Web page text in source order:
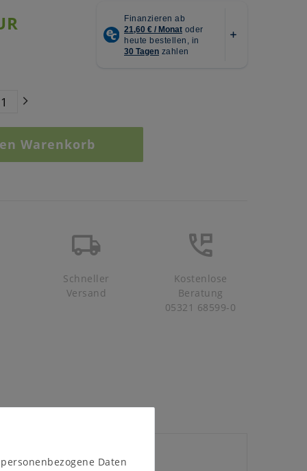
Warenkorb
Schneller
Versand
Kostenlose
Beratung
05321 68599-0
Daten